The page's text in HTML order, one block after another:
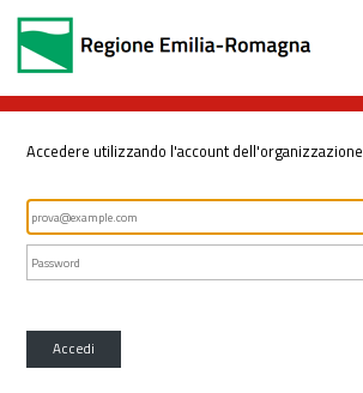
Accedere utilizzando l'account dell'organizzazione
Accedi